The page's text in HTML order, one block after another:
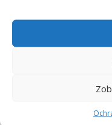
LÁSKA 64
sám doma
LÁSKA 40 –